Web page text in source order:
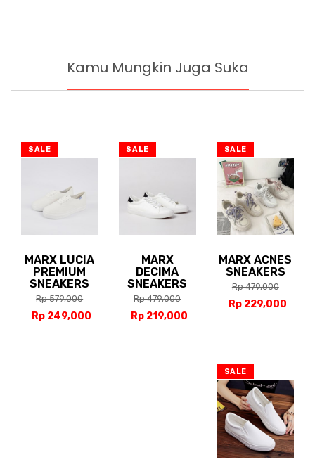
Kamu Mungkin Juga Suka
SALE
MARX LUCIA
PREMIUM
SNEAKERS
Rp 579,000
Rp 249,000
SALE
MARX
DECIMA
SNEAKERS
Rp 479,000
Rp 219,000
SALE
MARX ACNES
SNEAKERS
Rp 479,000
Rp 229,000
SALE